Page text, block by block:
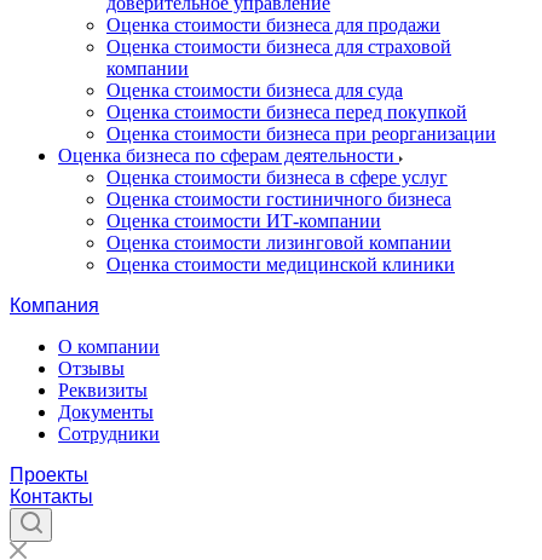
Оценка стоимости бизнеса для продажи
Оценка стоимости бизнеса для страховой
компании
Оценка стоимости бизнеса для суда
Оценка стоимости бизнеса перед покупкой
Оценка стоимости бизнеса при реорганизации
Оценка бизнеса по сферам деятельности
Оценка стоимости бизнеса в сфере услуг
Оценка стоимости гостиничного бизнеса
Оценка стоимости ИТ-компании
Оценка стоимости лизинговой компании
Оценка стоимости медицинской клиники
Компания
О компании
Отзывы
Реквизиты
Документы
Сотрудники
Проекты
Контакты